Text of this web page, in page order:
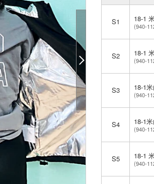
S1 18-1
(940-
S2 18-1
(940-
S3 18-1
(940-
S4 18-1
(940-
S5 18-1
(940-